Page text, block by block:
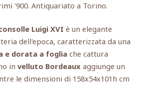
'900. Antiquariato a Torino.
Luigi XVI è un elegante
dell'epoca, caratterizzata da una
e dorata a fogliache cattura
in velluto Bordeaux aggiunge un
le dimensioni di 158x54x101h cm